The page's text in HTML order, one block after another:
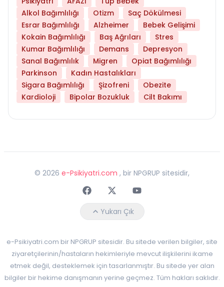
Alkol Bağımlılığı
Otizm
Saç Dökülmesi
Esrar Bağımlılığı
Alzheimer
Bebek Gelişimi
Kokain Bağımlılığı
Baş Ağrıları
Stres
Kumar Bağımlılığı
Demans
Depresyon
Sanal Bağımlılık
Migren
Opiat Bağımlılığı
Parkinson
Kadın Hastalıkları
Sigara Bağımlılığı
Şizofreni
Obezite
Kardioloji
Bipolar Bozukluk Cilt Bakımı
© 2026 e-Psikiyatri.com , bir NPGRUP sitesidir,
FaceebokTwitterYoutube
Yukarı Çık
e-Psikiyatri.com bir NPGRUP sitesidir. Bu sitede verilen bilgiler, site
ziyaretçilerinin/hastaların hekimleriyle mevcut ilişkilerini ikame
etmek değil, desteklemek için tasarlanmıştır. Bu sitede yer alan
bilgiler bir hekime danışmanın yerine geçmez. Tüm hakları saklıdır.